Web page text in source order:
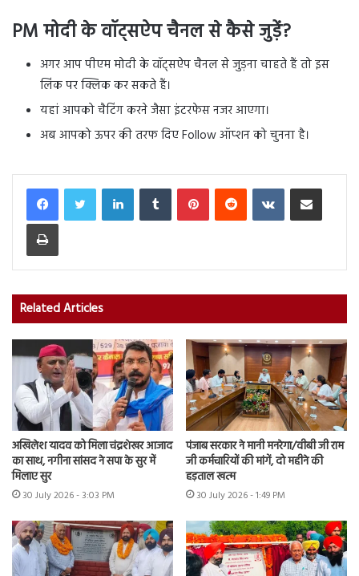
PM मोदी के वॉट्सऐप चैनल से कैसे जुड़ें?
अगर आप पीएम मोदी के वॉट्सऐप चैनल से जुड़ना चाहते हैं तो इस
लिंक पर क्लिक कर सकते हैं।
यहां आपको चैटिंग करने जैसा इंटरफेस नजर आएगा।
अब आपको ऊपर की तरफ दिए Follow ऑप्शन को चुनना है।
LinkedInTumblr PinterestReddit VKontakteShare via Email
Print
Related Articles
अखिलेश यादव को मिला चंद्रशेखर आजाद
का साथ, नगीना सांसद ने सपा के सुर में
मिलाए सुर
30 July 2026 - 3:03 PM
पंजाब सरकार ने मानी मनरेगा/वीबी जी राम
जी कर्मचारियों की मांगें, दो महीने की
हड़ताल खत्म
30 July 2026 - 1:49 PM